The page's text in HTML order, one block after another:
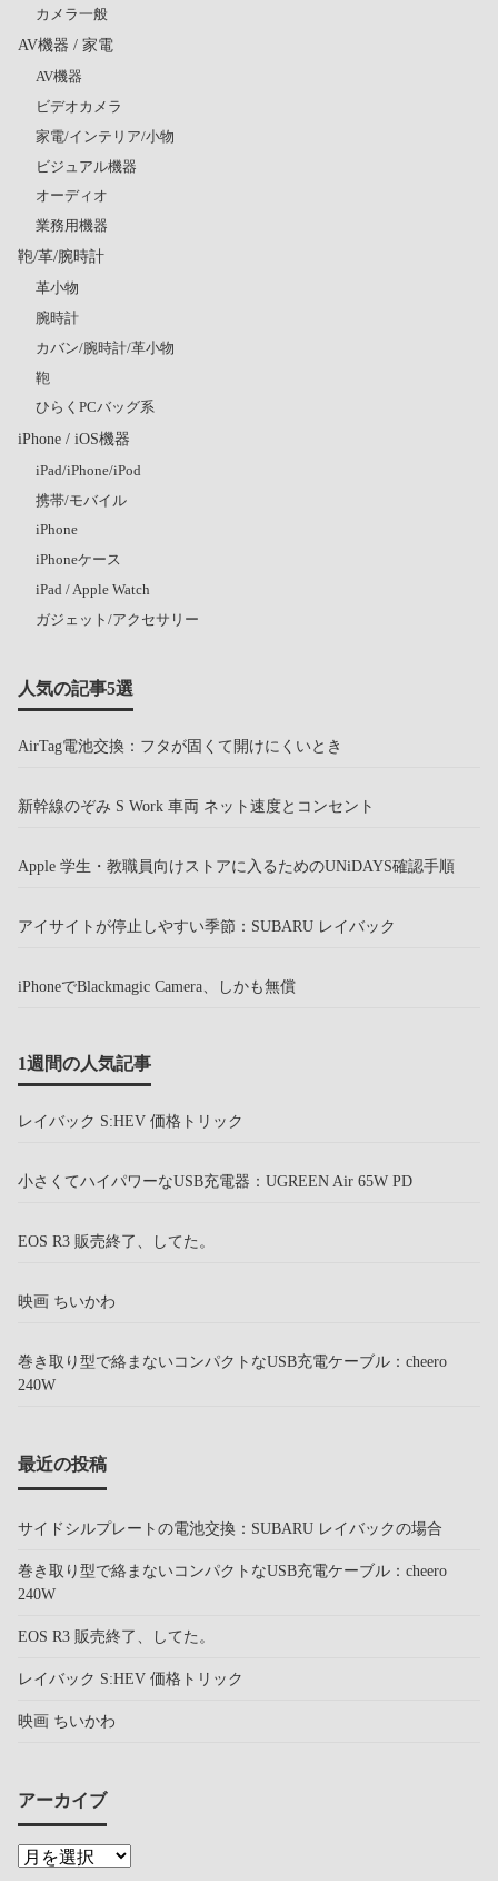
カメラ一般
AV機器 / 家電
AV機器
ビデオカメラ
家電/インテリア/小物
ビジュアル機器
オーディオ
業務用機器
鞄/革/腕時計
革小物
腕時計
カバン/腕時計/革小物
鞄
ひらくPCバッグ系
iPhone / iOS機器
iPad/iPhone/iPod
携帯/モバイル
iPhone
iPhoneケース
iPad / Apple Watch
ガジェット/アクセサリー
人気の記事5選
AirTag電池交換：フタが固くて開けにくいとき
新幹線のぞみ S Work 車両 ネット速度とコンセント
Apple 学生・教職員向けストアに入るためのUNiDAYS確認手順
アイサイトが停止しやすい季節：SUBARU レイバック
iPhoneでBlackmagic Camera、しかも無償
1週間の人気記事
レイバック S:HEV 価格トリック
小さくてハイパワーなUSB充電器：UGREEN Air 65W PD
EOS R3 販売終了、してた。
映画 ちいかわ
巻き取り型で絡まないコンパクトなUSB充電ケーブル：cheero
240W
最近の投稿
サイドシルプレートの電池交換：SUBARU レイバックの場合
巻き取り型で絡まないコンパクトなUSB充電ケーブル：cheero
240W
EOS R3 販売終了、してた。
レイバック S:HEV 価格トリック
映画 ちいかわ
アーカイブ